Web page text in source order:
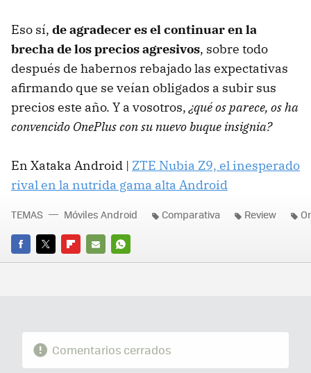
Eso sí, de agradecer es el continuar en la
brecha de los precios agresivos, sobre todo
después de habernos rebajado las expectativas
afirmando que se veían obligados a subir sus
precios este año. Y a vosotros,¿qué os parece, os ha
convencido OnePlus con su nuevo buque insignia?
En Xataka Android | ZTE Nubia Z9, el inesperado
rival en la nutrida gama alta Android
FACEBOOK
TWITTERFLIPBOARD
E-
WHATSAPP
TEMAS Móviles Android Comparativa Review
Comentarios cerrados